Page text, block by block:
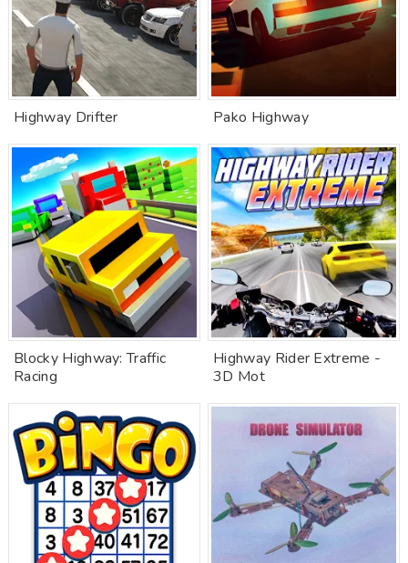
Highway Drifter Pako Highway
Blocky Highway: Traffic
Racing
Highway Rider Extreme -
3D Mot